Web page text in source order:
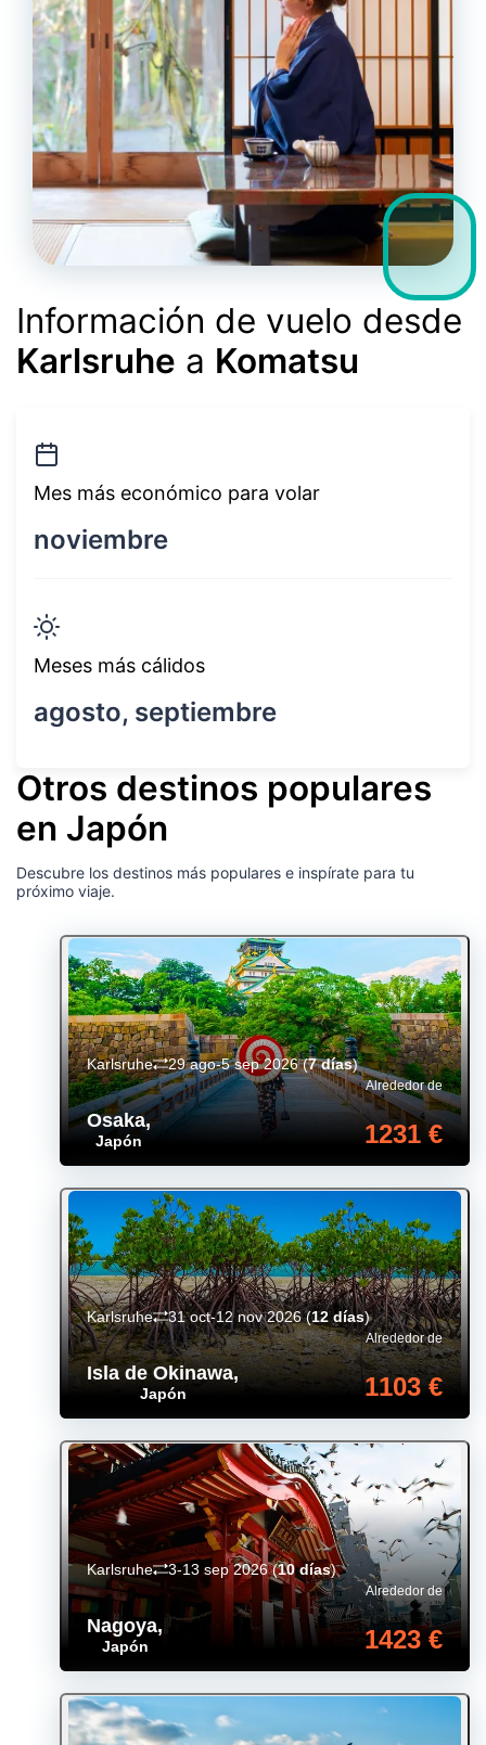
Información de vuelo desde
Karlsruhe a Komatsu
Mes más económico para volar
noviembre
Meses más cálidos
agosto, septiembre
Otros destinos populares
en Japón
Descubre los destinos más populares e inspírate para tu
próximo viaje.
Osaka,
Japón
Alrededor de
1231 €
Karlsruhe 29 ago-5 sep 2026(7 días)
Isla de Okinawa,
Japón
Alrededor de
1103 €
Karlsruhe 31 oct-12 nov 2026(12 días)
Nagoya,
Japón
Alrededor de
1423 €
Karlsruhe 3-13 sep 2026(10 días)